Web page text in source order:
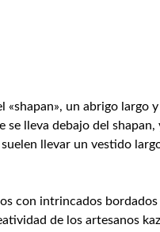
«shapan», un abrigo largo
se lleva debajo del shapan,
llevar un vestido
con intrincados
de los artesanos